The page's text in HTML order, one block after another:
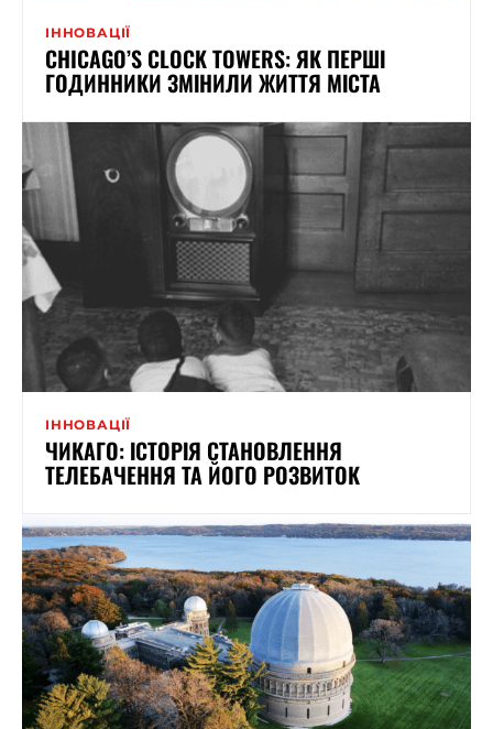
ІННОВАЦІЇ
CHICAGO’S CLOCK TOWERS: ЯК ПЕРШІ
ГОДИННИКИ ЗМІНИЛИ ЖИТТЯ МІСТА
ІННОВАЦІЇ
ЧИКАГО: ІСТОРІЯ СТАНОВЛЕННЯ
ТЕЛЕБАЧЕННЯ ТА ЙОГО РОЗВИТОК